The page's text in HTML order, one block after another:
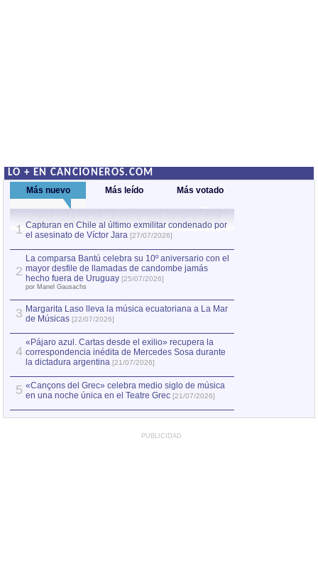
LO + EN CANCIONEROS.COM
Más nuevo Más leído Más votado
1 Capturan en Chile al último exmilitar condenado por
el asesinato de Víctor Jara [27/07/2026]
2
La comparsa Bantú celebra su 10º aniversario con el
mayor desfile de llamadas de candombe jamás
hecho fuera de Uruguay [25/07/2026]
por Manel Gausachs
3 Margarita Laso lleva la música ecuatoriana a La Mar
de Músicas [22/07/2026]
4
«Pájaro azul. Cartas desde el exilio» recupera la
correspondencia inédita de Mercedes Sosa durante
la dictadura argentina [21/07/2026]
5 «Cançons del Grec» celebra medio siglo de música
en una noche única en el Teatre Grec [21/07/2026]
PUBLICIDAD